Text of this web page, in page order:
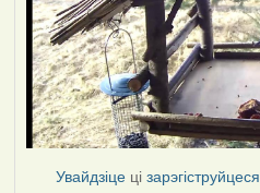
Увайдзіце цізарэгіструйцеся